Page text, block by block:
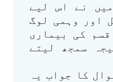
نے اس لیے
اور وہمی لوگ
کی بیماری
سمجھ لیتے
کا جواب یہ